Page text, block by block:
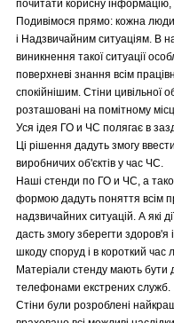
почитати корисну
Подивімося прямо: кожна
і Надзвичайним ситуаціям. В
виникнення такої ситуації
поверхневі знання всім
спокійнішим. Стіни цивільної
розташовані на помітному
Уся ідея ГО и ЧС полягає в
Ці рішення дадуть змогу
виробничих об'єктів у час ЧС.
Наші стенди по ГО и ЧС, а
формою дадуть поняття всім
надзвичайних ситуацій. А які
дасть змогу зберегти здоров'я
шкоду споруд і в короткий час
Матеріали стенду мають бути
телефонами екстрених служб.
Стіни були розроблені